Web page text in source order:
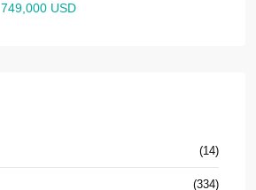
749,000 USD
(14)
(334)